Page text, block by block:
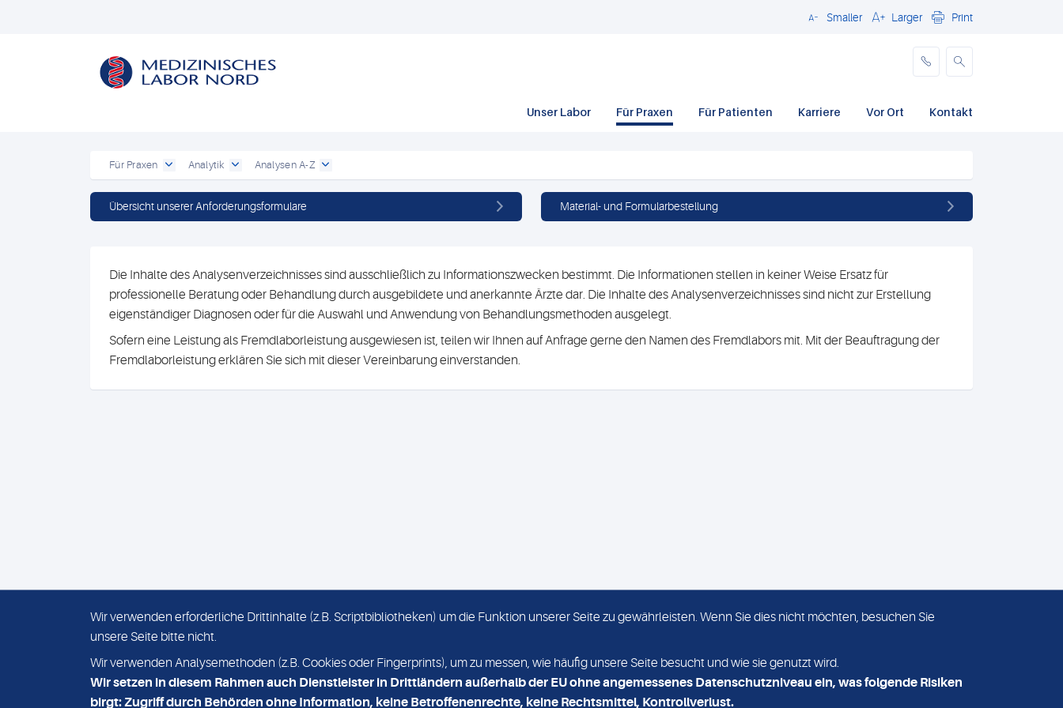
SchließenSmaller Larger Print
Unser Labor Für Praxen Für Patienten Karriere Vor Ort Kontakt
Für Praxen Analytik Analysen A-Z
Übersicht unserer Anforderungsformulare Material- und Formularbestellung
Die Inhalte des Analysenverzeichnisses sind ausschließlich zu Informationszwecken bestimmt. Die Informationen stellen in keiner Weise Ersatz für
professionelle Beratung oder Behandlung durch ausgebildete und anerkannte Ärzte dar. Die Inhalte des Analysenverzeichnisses sind nicht zur Erstellung
eigenständiger Diagnosen oder für die Auswahl und Anwendung von Behandlungsmethoden ausgelegt.
Sofern eine Leistung als Fremdlaborleistung ausgewiesen ist, teilen wir Ihnen auf Anfrage gerne den Namen des Fremdlabors mit. Mit der Beauftragung der
Fremdlaborleistung erklären Sie sich mit dieser Vereinbarung einverstanden.
IMPRESSUM
MVZ Medizinisches Labor
Nord MLN GmbH
Wir verwenden erforderliche Drittinhalte (z.B. Scriptbibliotheken) um die Funktion unserer Seite zu gewährleisten. Wenn Sie dies nicht möchten, besuchen Sie
unsere Seite bitte nicht.
Wir verwenden Analysemethoden (z.B. Cookies oder Fingerprints), um zu messen, wie häufig unsere Seite besucht und wie sie genutzt wird.
Wir setzen in diesem Rahmen auch Dienstleister in Drittländern außerhalb der EU ohne angemessenes Datenschutzniveau ein, was folgende Risiken
birgt: Zugriff durch Behörden ohne Information, keine Betroffenenrechte, keine Rechtsmittel, Kontrollverlust.